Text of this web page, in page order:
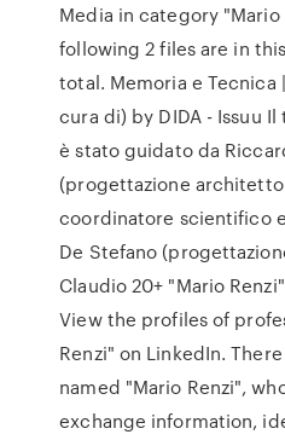
Media in category "Mario
following 2 files are in
total. Memoria e Tecnica
cura di) by DIDA - Issuu
è stato guidato da
(progettazione
coordinatore scientifico
De Stefano
Claudio 20+ "Mario
View the profiles of
Renzi" on LinkedIn.
named "Mario Renzi",
exchange information,